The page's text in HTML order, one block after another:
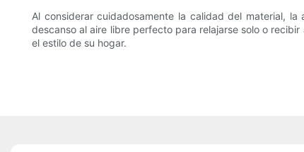
Al considerar cuidadosamente la calidad del material,
descanso al aire libre perfecto para relajarse solo o
el estilo de su hogar.